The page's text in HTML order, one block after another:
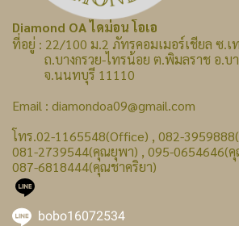
Diamond OA ไดม่อน โอเอ
ที่อยู่ : 22/100 ม.2 ภัทรคอมเมอร์เชียล ซ.เ
ถ.บางกรวย-ไทรน้อย ต.พิมลราช อ.บา
จ.นนทบุรี 11110
Email : diamondoa09@gmail.com
โทร.02-1165548(Office) , 082-
081-2739544(คุณยุพา) , 095-0654646(
087-6818444(คุณชาคริยา)
bobo16072534